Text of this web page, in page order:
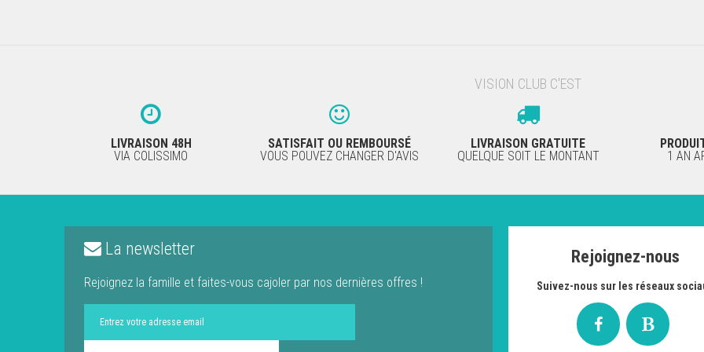
VISION CLUB C'EST
LIVRAISON 48H
VIA COLISSIMO
SATISFAIT OU REMBOURSÉ
VOUS POUVEZ CHANGER D'AVIS
LIVRAISON GRATUITE
QUELQUE SOIT LE MONTANT
1 AN
La newsletter
Rejoignez la famille et faites-vous cajoler par nos dernières offres !
Rejoignez-nous
Suivez-nous sur les réseaux